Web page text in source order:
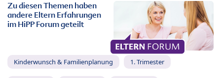
Zu diesen Themen haben
andere Eltern Erfahrungen
im HiPP Forum geteilt
Kinderwunsch & Familienplanung 1. Trimester